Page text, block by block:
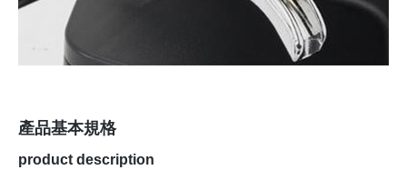
產品基本規格
product description